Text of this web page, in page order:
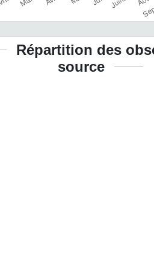
Répartition des
source